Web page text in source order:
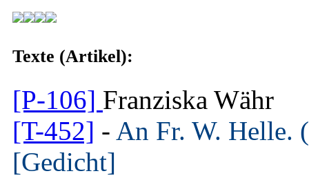
Texte (Artikel):
[P-106] Franziska Währ
[T-452] - An Fr. W. Helle.
[Gedicht]